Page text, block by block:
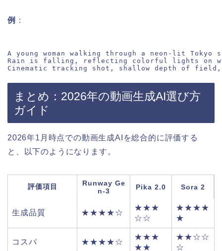
例 ：
A young woman walking through a neon-lit
Rain is falling, reflecting colorful lights on
まとめ：2026年の動画生成AI選び方
ガイド
2026年1月時点での動画生成AIを総合的に評価する
と、以下のようになります。
評価項目
Runway Ge
n-3
Pika 2.0 Sora 2
生成品質 ★★★★☆
★★★
☆☆
★★★★
★
コスパ ★★★★☆
★★★
★★
★★☆☆
☆